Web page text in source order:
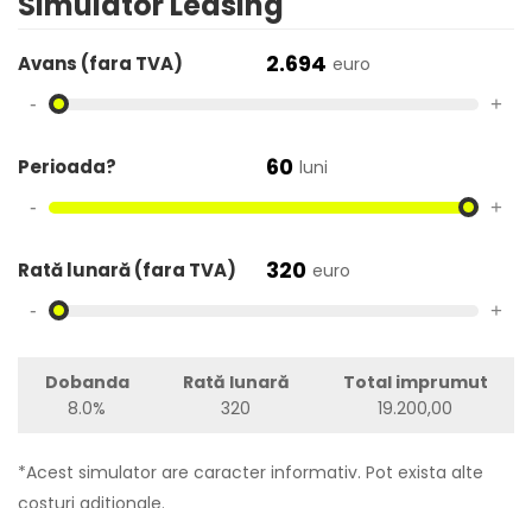
Avans (fara TVA) 2.694 euro
- +
Perioada? 60 luni
- +
Rată lunară (fara TVA) 320 euro
- +
Dobanda
8.0%
Rată lunară
320
Total imprumut
19.200,00
*Acest simulator are caracter informativ. Pot exista alte